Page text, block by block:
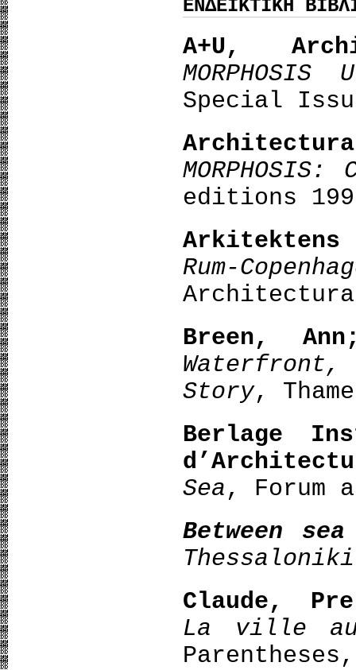
ΕΝΔΕΙΚΤΙΚΗ
Α+U,
Special
editions
Rum-
Breen,
Waterfront,
Story,
Berlage
Sea, Forum
Between
Thessaloniki
Claude,
La ville